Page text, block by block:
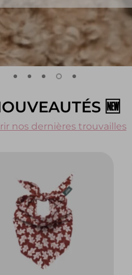
🆕
nos dernières trouvailles